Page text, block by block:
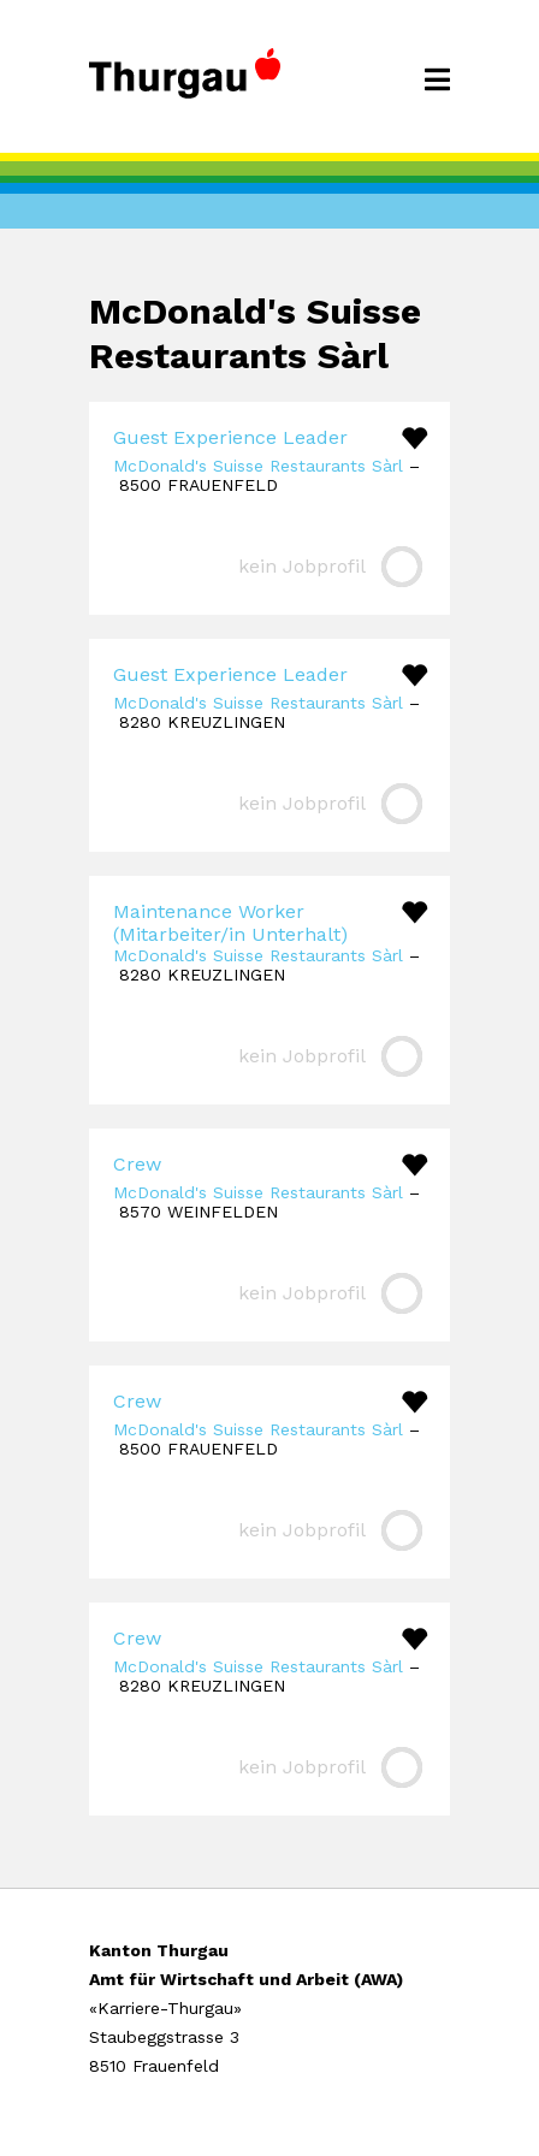
McDonald's Suisse
Restaurants Sàrl
Guest Experience Leader
McDonald's Suisse Restaurants Sàrl –
8500 FRAUENFELD
kein Jobprofil
Guest Experience Leader
McDonald's Suisse Restaurants Sàrl –
8280 KREUZLINGEN
kein Jobprofil
Maintenance Worker
(Mitarbeiter/in Unterhalt)
McDonald's Suisse Restaurants Sàrl –
8280 KREUZLINGEN
kein Jobprofil
Crew
McDonald's Suisse Restaurants Sàrl –
8570 WEINFELDEN
kein Jobprofil
Crew
McDonald's Suisse Restaurants Sàrl –
8500 FRAUENFELD
kein Jobprofil
Crew
McDonald's Suisse Restaurants Sàrl –
8280 KREUZLINGEN
kein Jobprofil
Kanton Thurgau
Amt für Wirtschaft und Arbeit (AWA)
«Karriere-Thurgau»
Staubeggstrasse 3
8510 Frauenfeld